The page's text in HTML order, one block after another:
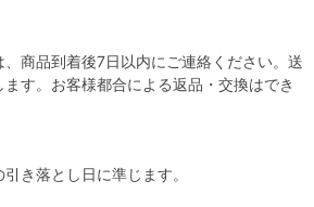
商品到着後7日以内にご連絡ください。送
す。お客様都合による返品・交換はでき
き落とし日に準じます。